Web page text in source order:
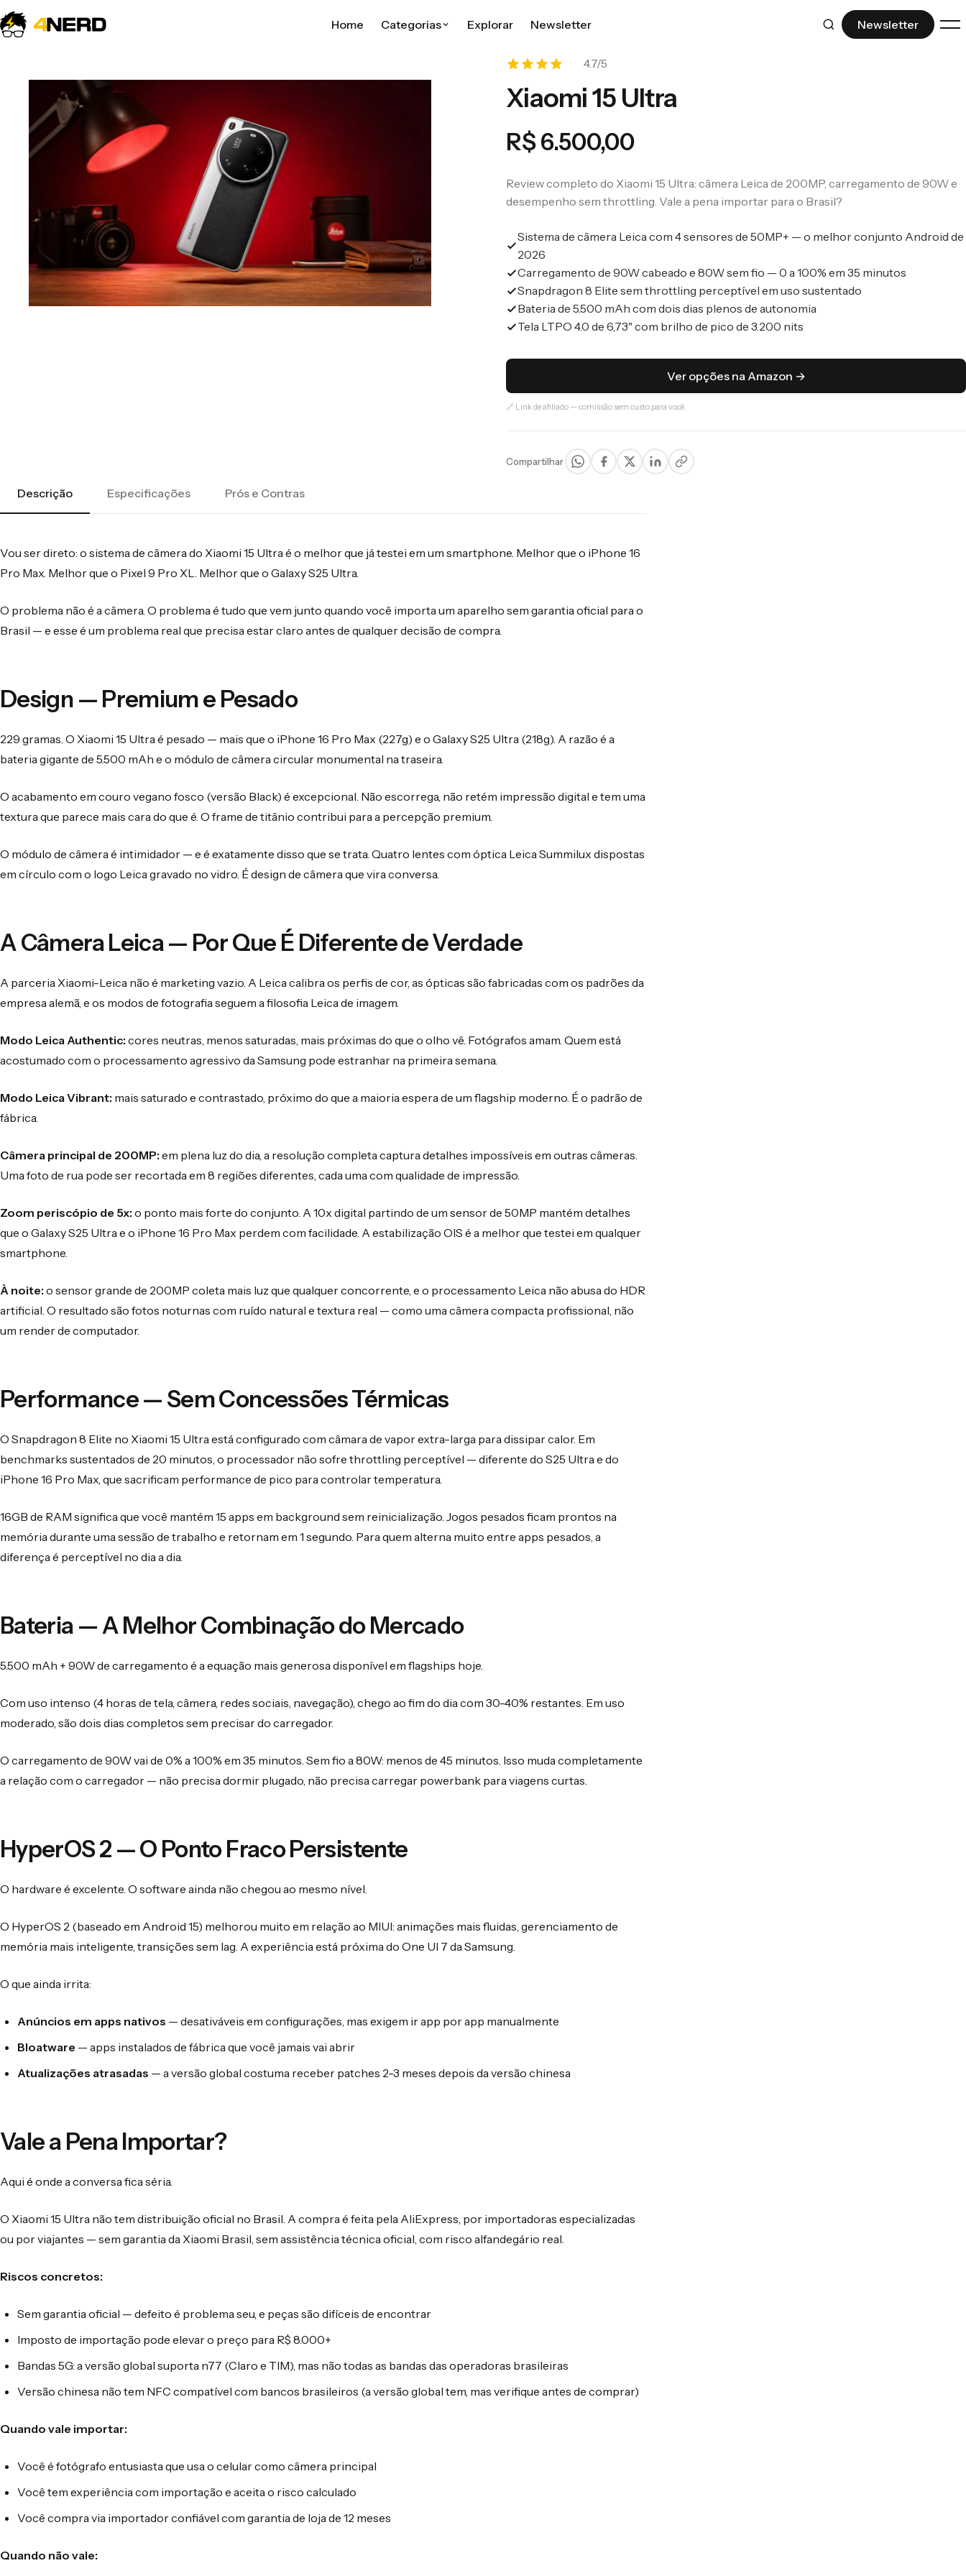
Home Categorias
Não sabe por onde começar?
Explore os reviews testados e os guias
de tecnologia mais lidos do 4nerd.
Explorar tudo →
CONTEÚDO
o que move a Big Tech.
Smartphones, notebooks, wearables
Reviews
Testes honestos com nota, prós e
contras.
Open source e ferramentas para
desenvolvedores.
Ctrl+Z
história nerd.
Explorar Newsletter Newsletter
4.7/5
Xiaomi 15 Ultra
R$ 6.500,00
Review completo do Xiaomi 15 Ultra: câmera Leica de 200MP, carregamento de 90W e
desempenho sem throttling. Vale a pena importar para o Brasil?
Sistema de câmera Leica com 4 sensores de 50MP+ — o melhor conjunto Android de
2026
Carregamento de 90W cabeado e 80W sem fio — 0 a 100% em 35 minutos
Snapdragon 8 Elite sem throttling perceptível em uso sustentado
Bateria de 5.500 mAh com dois dias plenos de autonomia
Tela LTPO 4.0 de 6,73" com brilho de pico de 3.200 nits
Ver opções na Amazon →
🔗 Link de afiliado — comissão sem custo para você.
Compartilhar
Descrição Especificações Prós e Contras
Vou ser direto: o sistema de câmera do Xiaomi 15 Ultra é o melhor que já testei em um smartphone. Melhor que o iPhone 16
Pro Max. Melhor que o Pixel 9 Pro XL. Melhor que o Galaxy S25 Ultra.
O problema não é a câmera. O problema é tudo que vem junto quando você importa um aparelho sem garantia oficial para o
Brasil — e esse é um problema real que precisa estar claro antes de qualquer decisão de compra.
Design — Premium e Pesado
229 gramas. O Xiaomi 15 Ultra é pesado — mais que o iPhone 16 Pro Max (227g) e o Galaxy S25 Ultra (218g). A razão é a
bateria gigante de 5.500 mAh e o módulo de câmera circular monumental na traseira.
O acabamento em couro vegano fosco (versão Black) é excepcional. Não escorrega, não retém impressão digital e tem uma
textura que parece mais cara do que é. O frame de titânio contribui para a percepção premium.
O módulo de câmera é intimidador — e é exatamente disso que se trata. Quatro lentes com óptica Leica Summilux dispostas
em círculo com o logo Leica gravado no vidro. É design de câmera que vira conversa.
A Câmera Leica — Por Que É Diferente de Verdade
A parceria Xiaomi-Leica não é marketing vazio. A Leica calibra os perfis de cor, as ópticas são fabricadas com os padrões da
empresa alemã, e os modos de fotografia seguem a filosofia Leica de imagem.
Modo Leica Authentic: cores neutras, menos saturadas, mais próximas do que o olho vê. Fotógrafos amam. Quem está
acostumado com o processamento agressivo da Samsung pode estranhar na primeira semana.
Modo Leica Vibrant: mais saturado e contrastado, próximo do que a maioria espera de um flagship moderno. É o padrão de
fábrica.
Câmera principal de 200MP: em plena luz do dia, a resolução completa captura detalhes impossíveis em outras câmeras.
Uma foto de rua pode ser recortada em 8 regiões diferentes, cada uma com qualidade de impressão.
Zoom periscópio de 5x: o ponto mais forte do conjunto. A 10x digital partindo de um sensor de 50MP mantém detalhes
que o Galaxy S25 Ultra e o iPhone 16 Pro Max perdem com facilidade. A estabilização OIS é a melhor que testei em qualquer
smartphone.
À noite: o sensor grande de 200MP coleta mais luz que qualquer concorrente, e o processamento Leica não abusa do HDR
artificial. O resultado são fotos noturnas com ruído natural e textura real — como uma câmera compacta profissional, não
um render de computador.
Performance — Sem Concessões Térmicas
O Snapdragon 8 Elite no Xiaomi 15 Ultra está configurado com câmara de vapor extra-larga para dissipar calor. Em
benchmarks sustentados de 20 minutos, o processador não sofre throttling perceptível — diferente do S25 Ultra e do
iPhone 16 Pro Max, que sacrificam performance de pico para controlar temperatura.
16GB de RAM significa que você mantém 15 apps em background sem reinicialização. Jogos pesados ficam prontos na
memória durante uma sessão de trabalho e retornam em 1 segundo. Para quem alterna muito entre apps pesados, a
diferença é perceptível no dia a dia.
Bateria — A Melhor Combinação do Mercado
5.500 mAh + 90W de carregamento é a equação mais generosa disponível em flagships hoje.
Com uso intenso (4 horas de tela, câmera, redes sociais, navegação), chego ao fim do dia com 30-40% restantes. Em uso
moderado, são dois dias completos sem precisar do carregador.
O carregamento de 90W vai de 0% a 100% em 35 minutos. Sem fio a 80W: menos de 45 minutos. Isso muda completamente
a relação com o carregador — não precisa dormir plugado, não precisa carregar powerbank para viagens curtas.
HyperOS 2 — O Ponto Fraco Persistente
O hardware é excelente. O software ainda não chegou ao mesmo nível.
O HyperOS 2 (baseado em Android 15) melhorou muito em relação ao MIUI: animações mais fluidas, gerenciamento de
memória mais inteligente, transições sem lag. A experiência está próxima do One UI 7 da Samsung.
O que ainda irrita:
Anúncios em apps nativos — desativáveis em configurações, mas exigem ir app por app manualmente
Bloatware — apps instalados de fábrica que você jamais vai abrir
Atualizações atrasadas — a versão global costuma receber patches 2-3 meses depois da versão chinesa
Vale a Pena Importar?
Aqui é onde a conversa fica séria.
O Xiaomi 15 Ultra não tem distribuição oficial no Brasil. A compra é feita pela AliExpress, por importadoras especializadas
ou por viajantes — sem garantia da Xiaomi Brasil, sem assistência técnica oficial, com risco alfandegário real.
Riscos concretos:
Sem garantia oficial — defeito é problema seu, e peças são difíceis de encontrar
Imposto de importação pode elevar o preço para R$ 8.000+
Bandas 5G: a versão global suporta n77 (Claro e TIM), mas não todas as bandas das operadoras brasileiras
Versão chinesa não tem NFC compatível com bancos brasileiros (a versão global tem, mas verifique antes de comprar)
Quando vale importar:
Você é fotógrafo entusiasta que usa o celular como câmera principal
Você tem experiência com importação e aceita o risco calculado
Você compra via importador confiável com garantia de loja de 12 meses
Quando não vale: